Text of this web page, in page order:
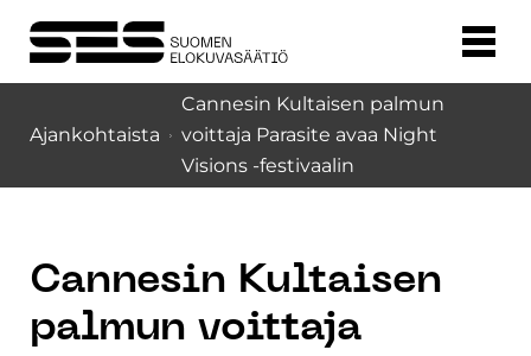
Ajankohtaista
Cannesin Kultaisen palmun
voittaja Parasite avaa Night
Visions -festivaalin
Cannesin Kultaisen
palmun voittaja